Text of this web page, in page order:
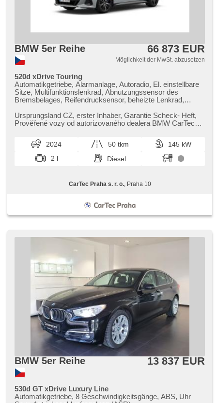
BMW 5er Reihe 66 873 EUR
Möglichkeit der MwSt. abzusetzen
520d xDrive Touring
Automatikgetriebe, Alarmanlage, Autoradio, El. einstellbare
Sitze, Multifunktionslenkrad, Abnutzungssensor des
Bremsbelages, Reifendrucksensor, beheizte Lenkrad,
zařízení, bezklíčové odemykání, bezklíčové startování,
Standheizung, odvětrávaná sedadla, Panoramadach,
Ursprungsland CZ,​ erster Inhaber,​ Garantie Scheck​- Heft,​
Prověřené vozy od autorizovaného dealera BMW CarTec
2024 50 tkm
145 kW
2 l
Diesel
CarTec Praha s. r. o., Praha 10
BMW 5er Reihe 13 837 EUR
530d GT xDrive Luxury Line
Automatikgetriebe, 8 Geschwindigkeitsgänge, ABS, Uhr